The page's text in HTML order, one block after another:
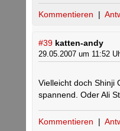
Kommentieren |
#39 katten-andy
29.05.2007 um 11:52
Vielleicht doch Shinji
spannend. Oder Ali
Kommentieren |